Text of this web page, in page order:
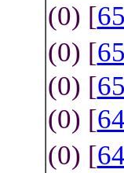
(0) [
(0) [
(0) [
(0) [
(0) [